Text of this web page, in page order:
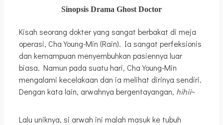
Sinopsis Drama Ghost Doctor
Kisah seorang dokter yang sangat berbakat di meja
operasi, Cha Young-Min (Rain). Ia sangat perfeksionis
dan kemampuan menyembuhkan pasiennya luar
biasa. Namun pada suatu hari, Cha Young-Min
mengalami kecelakaan dan ia melihat dirinya sendiri.
Dengan kata lain, arwahnya bergentayangan, hihii~
Lalu uniknya, si arwah ini malah masuk ke tubuh